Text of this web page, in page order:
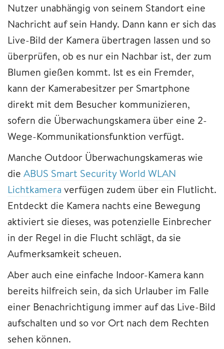
Nutzer unabhängig von seinem Standort eine
Nachricht auf sein Handy. Dann kann er sich das
Live-Bild der Kamera übertragen lassen und so
überprüfen, ob es nur ein Nachbar ist, der zum
Blumen gießen kommt. Ist es ein Fremder,
kann der Kamerabesitzer per Smartphone
direkt mit dem Besucher kommunizieren,
sofern die Überwachungskamera über eine 2-
Wege-Kommunikationsfunktion verfügt.
Manche Outdoor Überwachungskameras wie
die ABUS Smart Security World WLAN
Lichtkamera verfügen zudem über ein Flutlicht.
Entdeckt die Kamera nachts eine Bewegung
aktiviert sie dieses, was potenzielle Einbrecher
in der Regel in die Flucht schlägt, da sie
Aufmerksamkeit scheuen.
Aber auch eine einfache Indoor-Kamera kann
bereits hilfreich sein, da sich Urlauber im Falle
einer Benachrichtigung immer auf das Live-Bild
aufschalten und so vor Ort nach dem Rechten
sehen können.